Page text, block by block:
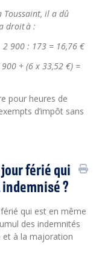
Toussaint, il a dû
droit à :
= 16,76 €
+ (6 x 33,52 €) =
pour heures de
d’impôt sans
férié qui
?
qui est en même
des indemnités
et à la majoration